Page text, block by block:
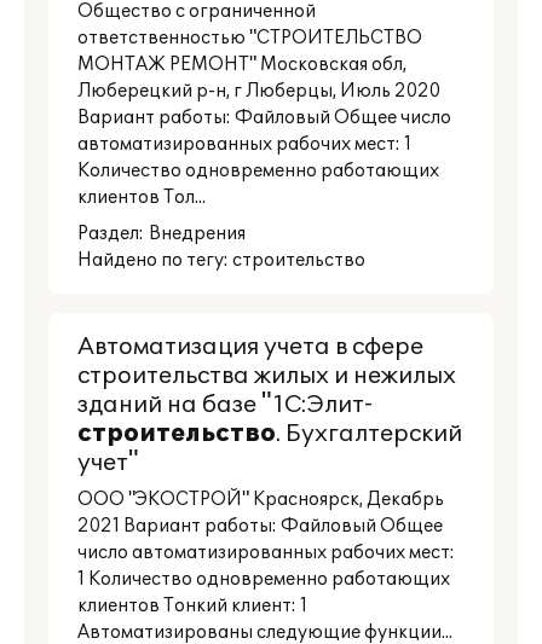
Общество с ограниченной
ответственностью "СТРОИТЕЛЬСТВО
МОНТАЖ РЕМОНТ" Московская обл,
Люберецкий р-н, г Люберцы, Июль 2020
Вариант работы: Файловый Общее число
автоматизированных рабочих мест: 1
Количество одновременно работающих
клиентов Тол...
Раздел: Внедрения
Найдено по тегу: строительство
Автоматизация учета в сфере
строительства жилых и нежилых
зданий на базе "1С:Элит-
строительство. Бухгалтерский
учет"
ООО "ЭКОСТРОЙ" Красноярск, Декабрь
2021 Вариант работы: Файловый Общее
число автоматизированных рабочих мест:
1 Количество одновременно работающих
клиентов Тонкий клиент: 1
Автоматизированы следующие функции...